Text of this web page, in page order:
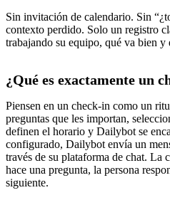
Sin invitación de calendario. Sin
contexto perdido. Solo un registro
trabajando su equipo, qué va bien y
¿Qué es exactamente un
Piensen en un check-in como un
preguntas que les importan,
definen el horario y Dailybot se
configurado, Dailybot envía un
través de su plataforma de chat. La
hace una pregunta, la persona
siguiente.